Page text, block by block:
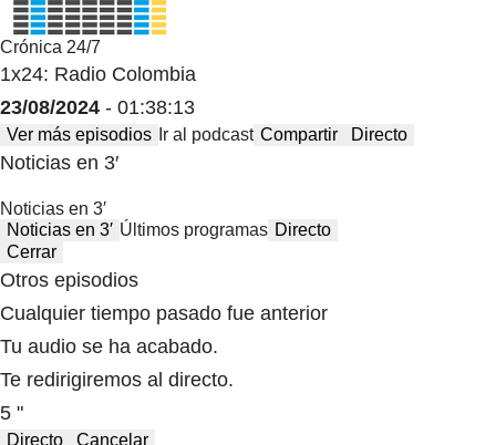
Crónica 24/7
1x24: Radio Colombia
23/08/2024 - 01:38:13
Ver más episodios Ir al podcast Compartir Directo
Noticias en 3′
Noticias en 3′
Noticias en 3′ Últimos programas Directo
Cerrar
Otros episodios
Cualquier tiempo pasado fue anterior
Tu audio se ha acabado.
Te redirigiremos al directo.
5 "
Directo Cancelar